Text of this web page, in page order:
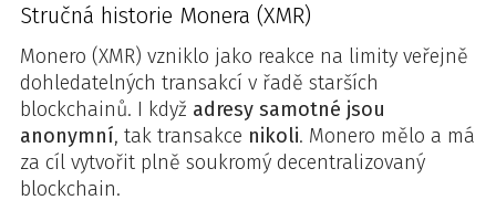
Stručná historie Monera (XMR)
Monero (XMR) vzniklo jako reakce na limity veřejně
dohledatelných transakcí v řadě starších
blockchainů. I když adresy samotné jsou
anonymní, tak transakce nikoli. Monero mělo a má
za cíl vytvořit plně soukromý decentralizovaný
blockchain.